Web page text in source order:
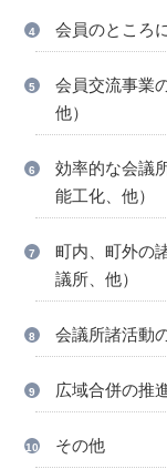
会員のところ
会員交流事業
他）
効率的な会議
能工化、他）
町内、町外の
議所、他）
会議所諸活動
広域合併の推
その他